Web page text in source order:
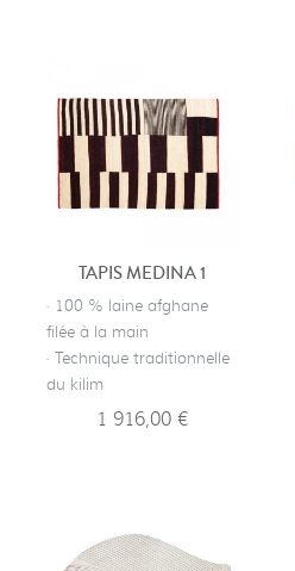
TAPIS MEDINA 1
· 100 % laine afghane
filée à la main
· Technique traditionnelle
du kilim
1 916,00 €